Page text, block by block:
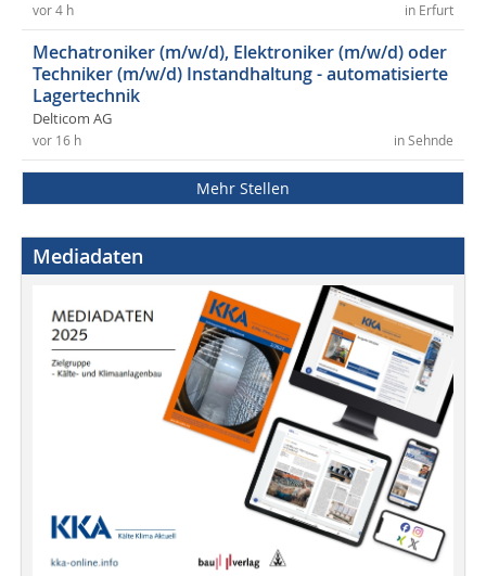
in Erfurt
vor 4 h
Mechatroniker (m/w/d), Elektroniker (m/w/d) oder
Techniker (m/w/d) Instandhaltung - automatisierte
Lagertechnik
Delticom AG
in Sehnde
vor 16 h
Mehr Stellen
Mediadaten